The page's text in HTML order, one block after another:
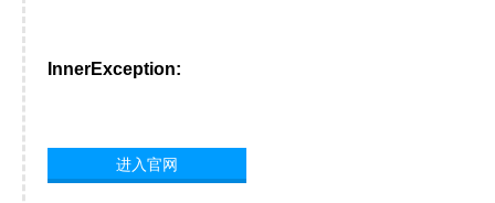
InnerException:
进入官网